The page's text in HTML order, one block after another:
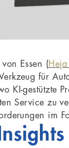
Essen (
für
KI-gestützte
Service zu
im